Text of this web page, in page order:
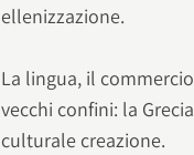
ellenizzazione.
La lingua, il
vecchi confini: la
culturale creazione.